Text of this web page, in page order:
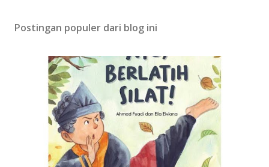
Postingan populer dari blog ini